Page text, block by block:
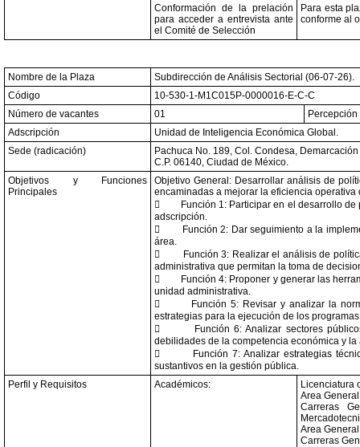
Conformación de la prelación
para acceder a entrevista ante
el Comité de Selección
Para esta
conforme al
Nombre de la Plaza
Subdirección de Análisis Sectorial (06-07-26).
Código
10-530-1-M1C015P-0000016-E-C-C
Número de vacantes
01
Adscripción
Unidad de Inteligencia Económica Global.
Sede (radicación)
Pachuca No. 189, Col. Condesa,
C.P. 06140, Ciudad de México.
Objetivos y Funciones
Principales
Objetivo General: Desarrollar análisis de
encaminadas a mejorar la eficiencia

Función 1: Participar en el desarrollo
adscripción.

Función 2: Dar seguimiento a la
área.

Función 3: Realizar el análisis de
administrativa que permitan la toma de

Función 4: Proponer y generar las
unidad administrativa.

Función 5: Revisar y analizar la
estrategias para la ejecución de los

Función 6: Analizar sectores
debilidades de la competencia económica y

Función 7: Analizar estrategias
sustantivos en la gestión pública.
Perfil y Requisitos
Académicos:
Licenciatura
Area
Carreras
Area
Carreras